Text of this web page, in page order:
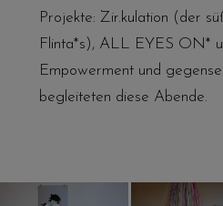
Projekte: Zir.kulation (der
Flinta*s), ALL EYES ON*
Empowerment und
begleiteten diese Abende.